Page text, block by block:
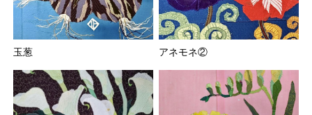
玉葱 アネモネ②